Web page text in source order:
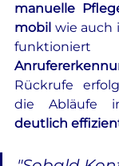
manuelle
mobil wie auch
Rückrufe
deutlich